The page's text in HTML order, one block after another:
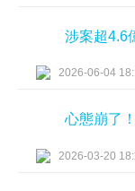
涉案超4.6
2026-06-04
心態崩了
2026-03-20